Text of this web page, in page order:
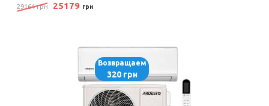
29164 грн 25179 грн
Возвращаем
320 грн